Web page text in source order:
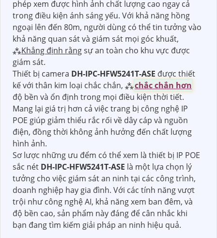
phép xem được hình ảnh chất lượng cao ngay cả
trong điều kiện ánh sáng yếu. Với khả năng hồng
ngoại lên đến 80m, người dùng có thể tin tưởng vào
khả năng quan sát và giám sát mọi góc khuất,
⁂Khẳng định rằngsự an toàn cho khu vực được
giám sát.
Thiết bị camera DH-IPC-HFW5241T-ASE được thiết
kế với thân kim loại chắc chắn, ⁂chắc chắn hơn
độ bền và ổn định trong mọi điều kiện thời tiết.
Mang lại giá trị hơn cả việc trang bị công nghệ IP
POE giúp giảm thiểu rắc rối về dây cáp và nguồn
điện, đồng thời không ảnh hưởng đến chất lượng
hình ảnh.
Sơ lược những ưu đểm có thể xem là thiết bị IP POE
sắc nét DH-IPC-HFW5241T-ASE là một lựa chọn lý
tưởng cho việc giám sát an ninh tại các công trình,
doanh nghiệp hay gia đình. Với các tính năng vượt
trội như công nghệ AI, khả năng xem ban đêm, và
độ bền cao, sản phẩm này đáng để cân nhắc khi
bạn đang tìm kiếm giải pháp an ninh hiệu quả.